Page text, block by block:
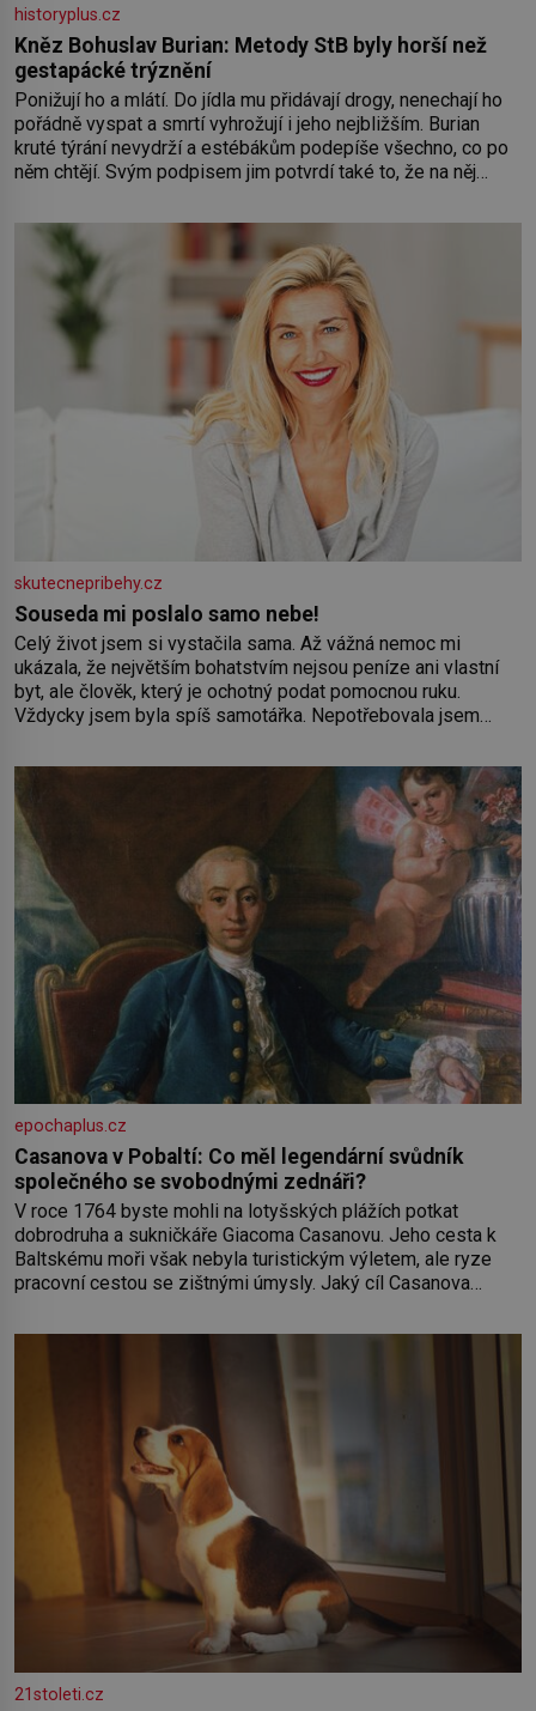
historyplus.cz
Kněz Bohuslav Burian: Metody StB byly horší než
gestapácké trýznění
Ponižují ho a mlátí. Do jídla mu přidávají drogy, nenechají ho
pořádně vyspat a smrtí vyhrožují i jeho nejbližším. Burian
kruté týrání nevydrží a estébákům podepíše všechno, co po
něm chtějí. Svým podpisem jim potvrdí také to, že na něj
Syn brněnského řezníka chce být knězem a
skutecnepribehy.cz
Souseda mi poslalo samo nebe!
Celý život jsem si vystačila sama. Až vážná nemoc mi
ukázala, že největším bohatstvím nejsou peníze ani vlastní
byt, ale člověk, který je ochotný podat pomocnou ruku.
Vždycky jsem byla spíš samotářka. Nepotřebovala jsem
práce a hlavně klid. Hned po studiích jsem odešla z rodného
epochaplus.cz
Casanova v Pobaltí: Co měl legendární svůdník
společného se svobodnými zednáři?
V roce 1764 byste mohli na lotyšských plážích potkat
dobrodruha a sukničkáře Giacoma Casanovu. Jeho cesta k
Baltskému moři však nebyla turistickým výletem, ale ryze
pracovní cestou se zištnými úmysly. Jaký cíl Casanova
Rigy? Casanova v Pobaltí kontaktoval tamní zednářské lóže.
Nebyl v této oblasti žádným nováčkem, protože do
21stoleti.cz